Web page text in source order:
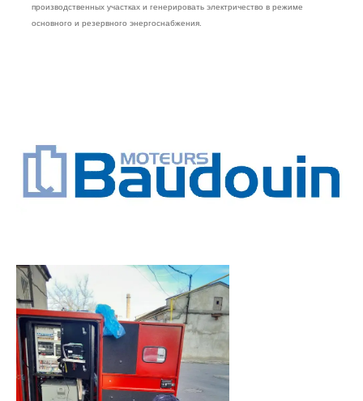
производственных участках и генерировать электричество в режиме
основного и резервного энергоснабжения.